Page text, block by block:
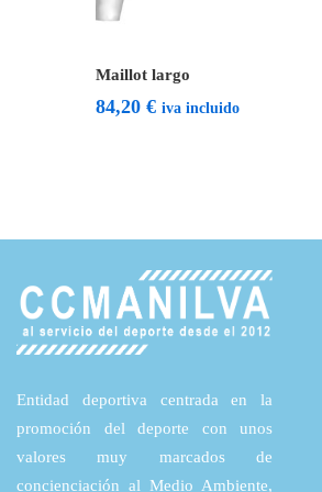
Seleccionar opciones
Maillot largo
84,20 € iva incluido
Entidad deportiva centrada en la
promoción del deporte con unos
valores muy marcados de
concienciación al Medio Ambiente,